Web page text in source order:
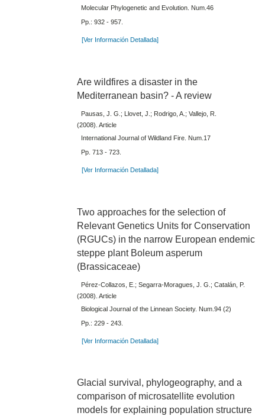
Molecular Phylogenetic and Evolution. Num.46
Pp.: 932 - 957.
[Ver Información Detallada]
Are wildfires a disaster in the
Mediterranean basin? - A review
Pausas, J. G.; Llovet, J.; Rodrigo, A.; Vallejo, R.
(2008). Article
International Journal of Wildland Fire. Num.17
Pp. 713 - 723.
[Ver Información Detallada]
Two approaches for the selection of
Relevant Genetics Units for Conservation
(RGUCs) in the narrow European endemic
steppe plant Boleum asperum
(Brassicaceae)
Pérez-Collazos, E.; Segarra-Moragues, J. G.; Catalán, P.
(2008). Article
Biological Journal of the Linnean Society. Num.94 (2)
Pp.: 229 - 243.
[Ver Información Detallada]
Glacial survival, phylogeography, and a
comparison of microsatellite evolution
models for explaining population structure